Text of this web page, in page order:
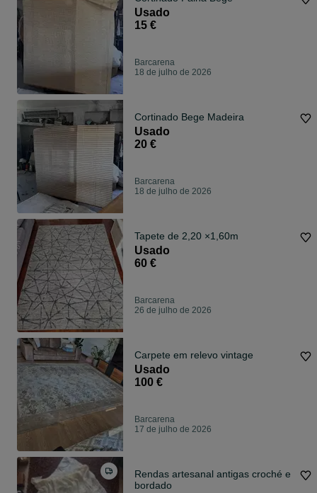
Usado
15 €
Barcarena
18 de julho de 2026
Cortinado Bege Madeira
Usado
20 €
Barcarena
18 de julho de 2026
Tapete de 2,20 ×1,60m
Usado
60 €
Barcarena
26 de julho de 2026
Carpete em relevo vintage
Usado
100 €
Barcarena
17 de julho de 2026
Rendas artesanal antigas croché e
bordado